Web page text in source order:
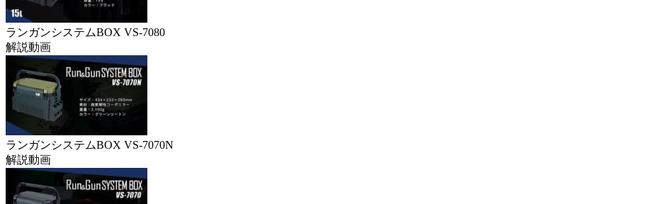
ランガンシステムBOX VS-7080
解説動画
ランガンシステムBOX VS-7070N
解説動画